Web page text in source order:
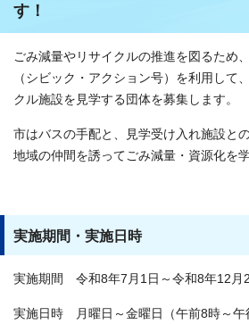
す！
ごみ減量やリサイクルの推進を図るため
（シビック・アクション号）を利用して
クル施設を見学する団体を募集します。
市はバスの手配と、見学受け入れ施設と
地域の仲間を誘ってごみ減量・資源化を
実施期間・実施日時
実施期間 令和8年7月1日～令和8年12月
実施日時 月曜日～金曜日（午前8時～